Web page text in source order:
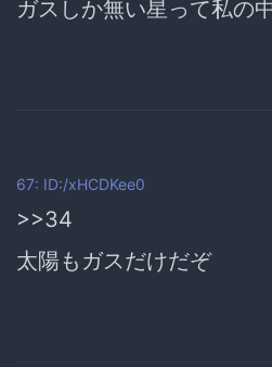
ガスしか無い星って私の
67: ID:/xHCDKee0
>>34
太陽もガスだけだぞ